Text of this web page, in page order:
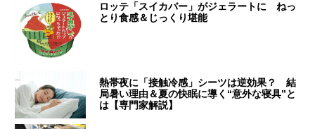
ロッテ「スイカバー」がジェラートに ねっ
とり食感＆じっくり堪能
熱帯夜に「接触冷感」シーツは逆効果？ 結
局暑い理由＆夏の快眠に導く“意外な寝具”と
は【専門家解説】